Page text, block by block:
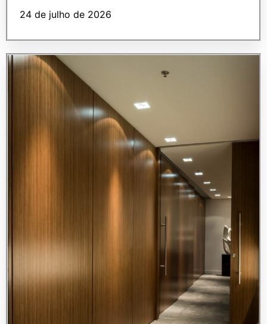
24 de julho de 2026